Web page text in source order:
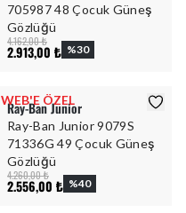
705987 48 Çocuk Güneş
Gözlüğü
4.162,00 ₺
2.913,00 ₺ %30
WEB'E ÖZEL
Ray-Ban Junior
Ray-Ban Junior 9079S
71336G 49 Çocuk Güneş
Gözlüğü
4.260,00 ₺
2.556,00 ₺ %40